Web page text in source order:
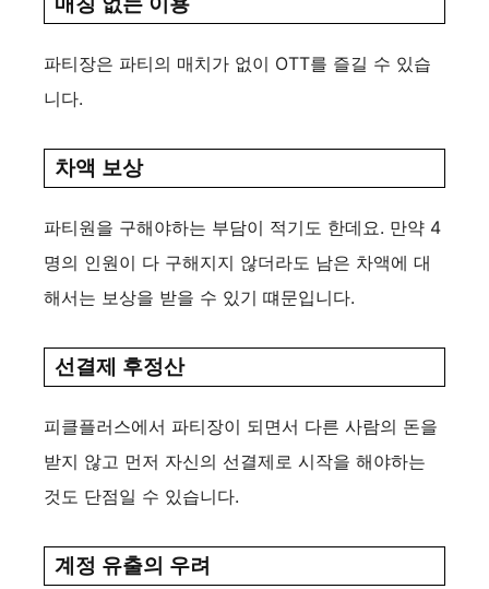
파티장은 파티의 매치가 없이 OTT를 즐길 수 있습
니다.
차액 보상
파티원을 구해야하는 부담이 적기도 한데요. 만약 4
명의 인원이 다 구해지지 않더라도 남은 차액에 대
해서는 보상을 받을 수 있기 떄문입니다.
선결제 후정산
피클플러스에서 파티장이 되면서 다른 사람의 돈을
받지 않고 먼저 자신의 선결제로 시작을 해야하는
것도 단점일 수 있습니다.
계정 유출의 우려